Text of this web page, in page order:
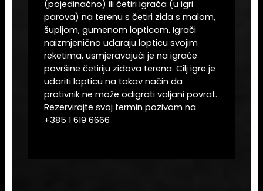
(pojedinačno) ili četiri igrača (u igri
parova) na terenu s četiri zida s malom,
šupljom, gumenom lopticom. Igrači
naizmjenično udaraju lopticu svojim
reketima, usmjeravajući je na igraće
površine četiriju zidova terena. Cilj igre je
udariti lopticu na takav način da
protivnik ne može odigrati valjani povrat.
Rezervirajte svoj termin pozivom na
+385 1 619 6666